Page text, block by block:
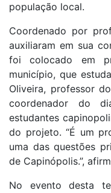
população local.
Coordenado por
auxiliaram em sua
foi colocado em
município, que
Oliveira, professor
coordenador do
estudantes
do projeto. “É um
uma das questões
de Capinópolis.”,
No evento desta